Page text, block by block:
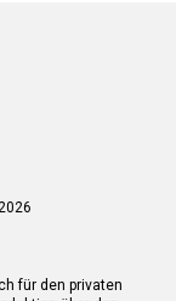
für den privaten